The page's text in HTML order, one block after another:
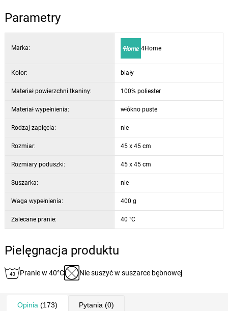
Parametry
Marka: 4Home
Kolor: biały
Materiał powierzchni tkaniny: 100% poliester
Materiał wypełnienia: włókno puste
Rodzaj zapięcia: nie
Rozmiar: 45 x 45 cm
Rozmiary poduszki: 45 x 45 cm
Suszarka: nie
Waga wypełnienia: 400 g
Zalecane pranie: 40 °C
Pielęgnacja produktu
Pranie w 40°C Nie suszyć w suszarce bębnowej
Opinia (173) Pytania (0)